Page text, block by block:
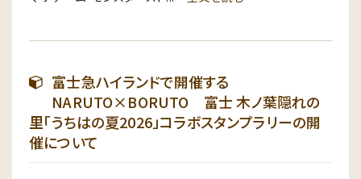
富士急ハイランドで開催する
NARUTO×BORUTO 富士 木ノ葉隠れの
里「うちはの夏2026」コラボスタンプラリーの開
催について